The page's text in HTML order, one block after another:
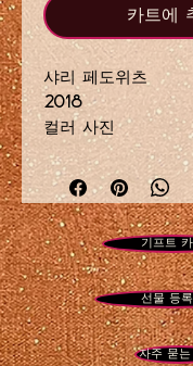
카트에
샤리 페도위츠
2018
컬러 사진
단 18개 한정판 프
금속 인쇄 크기 20
샤리 페도위츠의 <
시각적 유혹이자,
리고 뜨거운 춤입니
혹적인 난초는 마치
연인처럼 펼쳐지며,
쾌락의 비밀을 속삭
산호색, 푸크시아색
기프트
선물 등
자주 묻